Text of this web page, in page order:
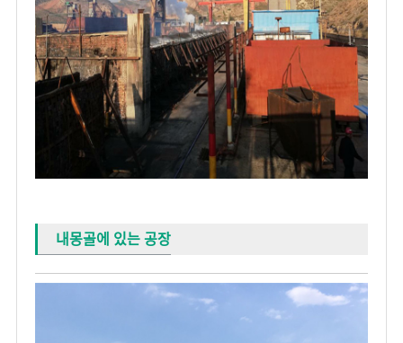
내몽골에 있는 공장